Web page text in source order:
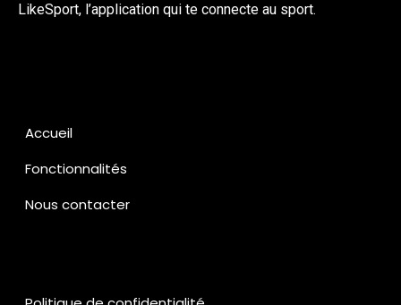
LikeSport, l’application qui te connecte au sport.
Accueil
Fonctionnalités
Nous contacter